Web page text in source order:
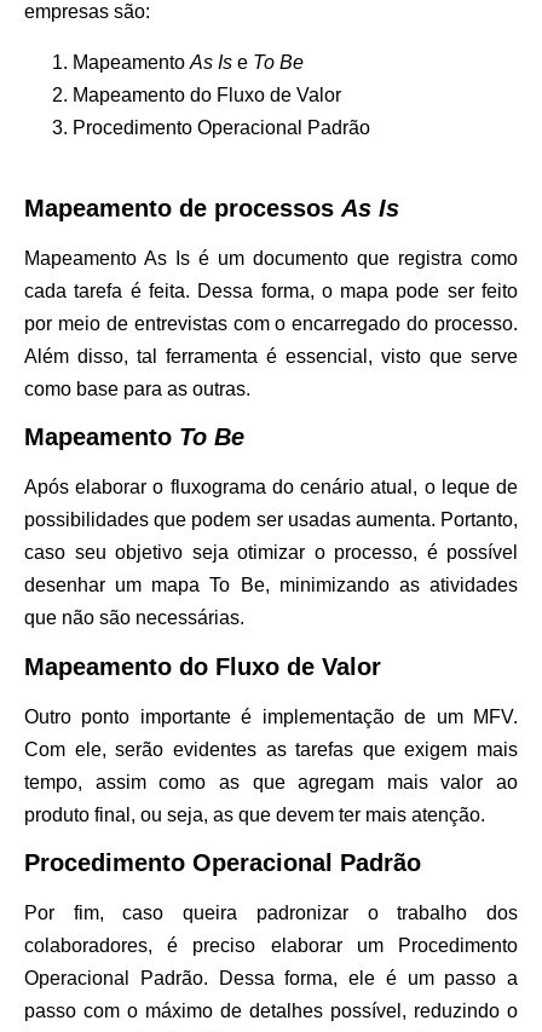
empresas são:
Mapeamento As Is e To Be
Mapeamento do Fluxo de Valor
Procedimento Operacional Padrão
Mapeamento de processos As Is
Mapeamento As Is é um documento que registra como
cada tarefa é feita. Dessa forma, o mapa pode ser feito
por meio de entrevistas com o encarregado do processo.
Além disso, tal ferramenta é essencial, visto que serve
como base para as outras.
Mapeamento To Be
Após elaborar o fluxograma do cenário atual, o leque de
possibilidades que podem ser usadas aumenta. Portanto,
caso seu objetivo seja otimizar o processo, é possível
desenhar um mapa To Be, minimizando as atividades
que não são necessárias.
Mapeamento do Fluxo de Valor
Outro ponto importante é implementação de um MFV.
Com ele, serão evidentes as tarefas que exigem mais
tempo, assim como as que agregam mais valor ao
produto final, ou seja, as que devem ter mais atenção.
Procedimento Operacional Padrão
Por fim, caso queira padronizar o trabalho dos
colaboradores, é preciso elaborar um Procedimento
Operacional Padrão. Dessa forma, ele é um passo a
passo com o máximo de detalhes possível, reduzindo o